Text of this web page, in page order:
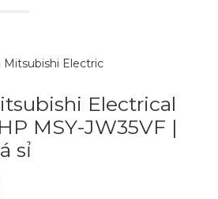
Mitsubishi Electric
Electrical
MSY-JW35VF |
sỉ